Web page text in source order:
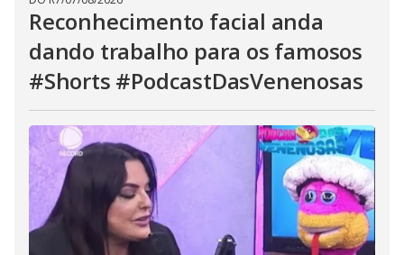
Reconhecimento facial anda
dando trabalho para os famosos
#Shorts #PodcastDasVenenosas